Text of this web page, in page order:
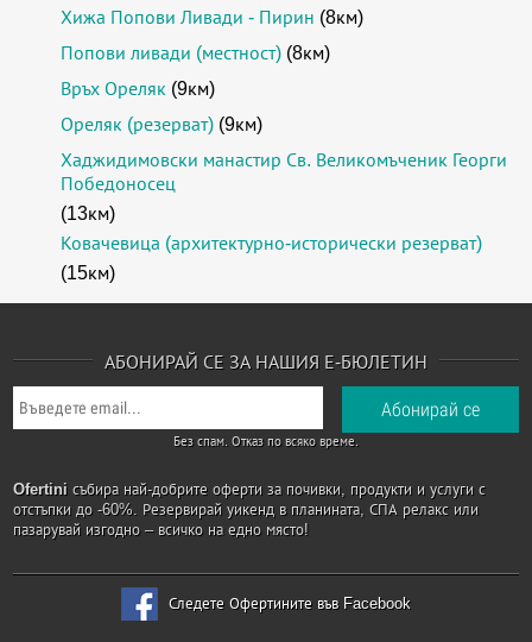
Хижа Попови Ливади - Пирин (8км)
Попови ливади (местност) (8км)
Връх Ореляк (9км)
Ореляк (резерват) (9км)
Хаджидимовски манастир Св. Великомъченик Георги
Победоносец
(13км)
Ковачевица (архитектурно-исторически резерват)
(15км)
АБОНИРАЙ СЕ ЗА НАШИЯ Е-БЮЛЕТИН
Без спам. Отказ по всяко време.
Ofertini събира най-добрите оферти за почивки, продукти и услуги с
отстъпки до -60%. Резервирай уикенд в планината, СПА релакс или
пазарувай изгодно – всичко на едно място!
Следете Офертините във Facebook